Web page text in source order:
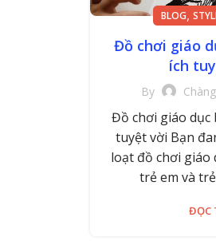
BLOG,
Đồ chơi giáo
ích
By
Đồ chơi giáo dục
tuyệt vời Bạn
loạt đồ chơi giáo
trẻ em và
ĐỌC